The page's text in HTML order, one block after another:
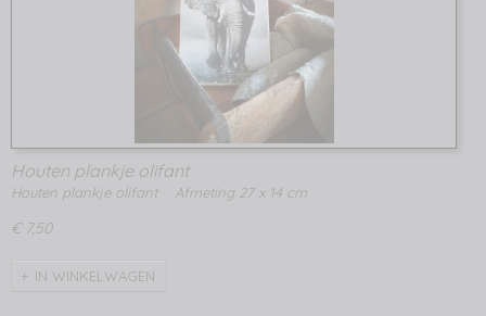
Houten plankje olifant
Houten plankje olifant Afmeting 27 x 14 cm
€ 7,50
IN WINKELWAGEN